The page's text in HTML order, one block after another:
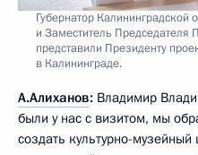
Губернатор Калининградской
и Заместитель Председателя
представили Президенту
в Калининграде.
А.Алиханов: Владимир
были у нас с визитом, мы
создать культурно-